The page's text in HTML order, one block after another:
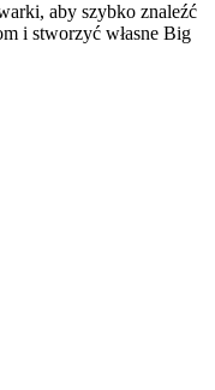
aby szybko znaleźć
i stworzyć własne Big